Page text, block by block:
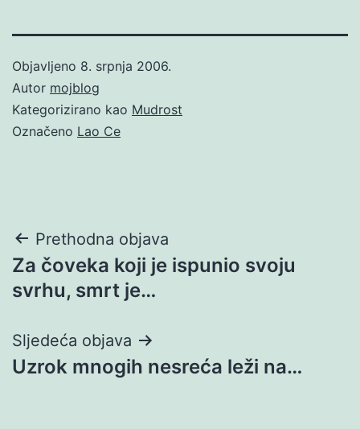
Objavljeno 8. srpnja 2006.
Autor mojblog
Kategorizirano kao Mudrost
Označeno Lao Ce
Navigacija
objava
Prethodna objava
Za čoveka koji je ispunio svoju
svrhu, smrt je…
Sljedeća objava
Uzrok mnogih nesreća leži na…